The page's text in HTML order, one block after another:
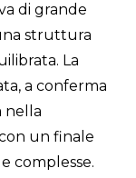
di grande
struttura
La
a conferma
nella
un finale
complesse.